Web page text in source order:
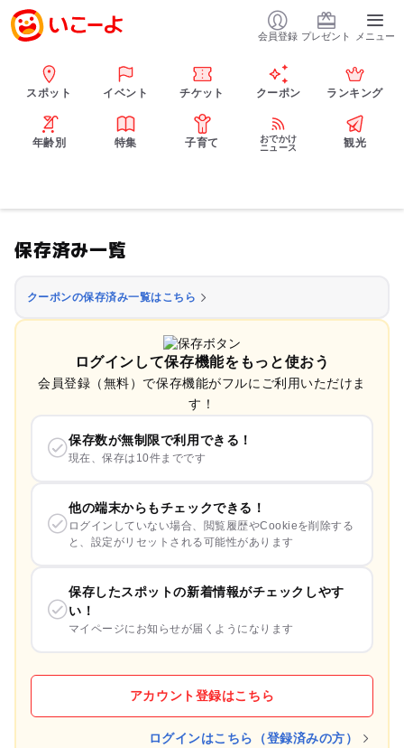
会員登録 プレゼント メニュー
スポット イベント チケット クーポン ランキング
年齢別 特集 子育て
おでかけ
ニュース
観光
保存済み一覧
クーポンの保存済み一覧はこちら
ログインして保存機能をもっと使おう
会員登録（無料）で保存機能がフルにご利用いただけま
す！
保存数が無制限で利用できる！
現在、保存は10件までです
他の端末からもチェックできる！
ログインしていない場合、閲覧履歴やCookieを削除する
と、設定がリセットされる可能性があります
保存したスポットの新着情報がチェックしやす
い！
マイページにお知らせが届くようになります
アカウント登録はこちら
ログインはこちら（登録済みの方）